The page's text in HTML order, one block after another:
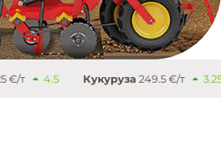
4.5 Кукуруза249.5 €/т 3.25